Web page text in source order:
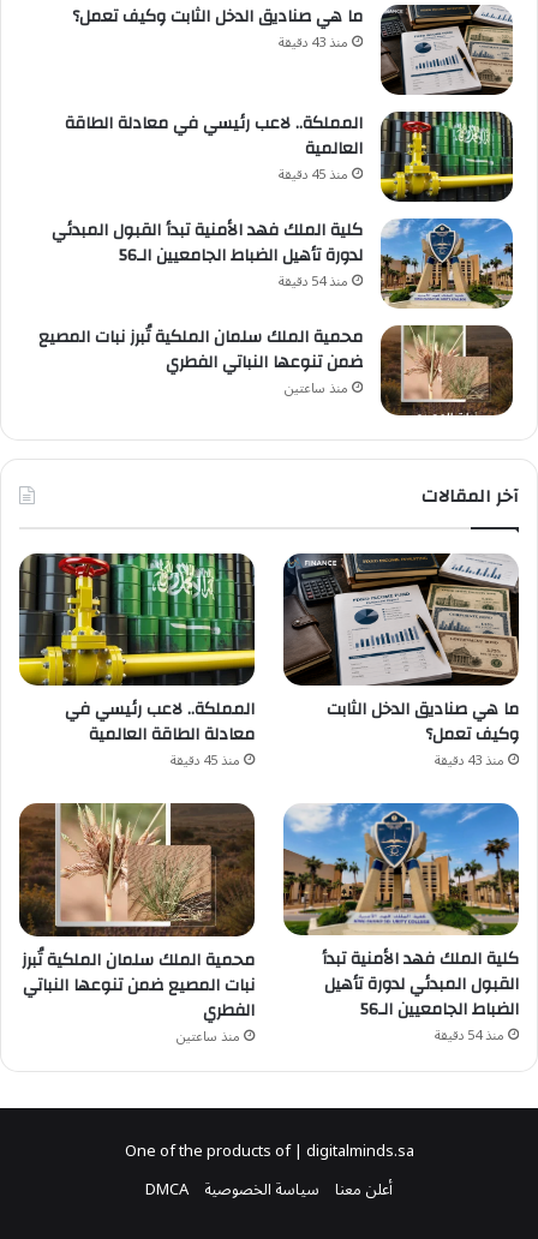
ما هي صناديق الدخل الثابت وكيف تعمل؟
منذ 43 دقيقة
المملكة.. لاعب رئيسي في معادلة الطاقة
العالمية
منذ 45 دقيقة
كلية الملك فهد الأمنية تبدأ القبول المبدئي
لدورة تأهيل الضباط الجامعيين الـ56
منذ 54 دقيقة
محمية الملك سلمان الملكية تُبرز نبات المصيع
ضمن تنوعها النباتي الفطري
منذ ساعتين
آخر المقالات
ما هي صناديق الدخل الثابت
وكيف تعمل؟
منذ 43 دقيقة
المملكة.. لاعب رئيسي في
معادلة الطاقة العالمية
منذ 45 دقيقة
كلية الملك فهد الأمنية تبدأ
القبول المبدئي لدورة تأهيل
الضباط الجامعيين الـ56
منذ 54 دقيقة
محمية الملك سلمان الملكية تُبرز
نبات المصيع ضمن تنوعها النباتي
الفطري
منذ ساعتين
One of the products of | digitalminds.sa
أعلن معنا سياسة الخصوصية DMCA